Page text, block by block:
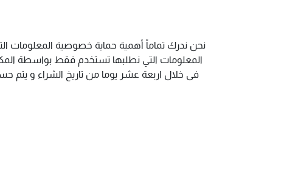
نحن ندرك تماماً أهمية حماية خصوصية المعلومات
المعلومات التي نطلبها تستخدم فقط بواسطة
فى خلال اربعة عشر يوما من تاريخ الشراء و يتم